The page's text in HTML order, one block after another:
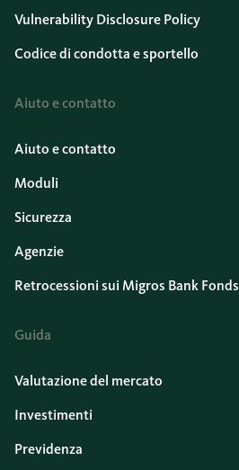
Vulnerability Disclosure Policy
Codice di condotta e sportello
Aiuto e contatto
Aiuto e contatto
Moduli
Sicurezza
Agenzie
Retrocessioni sui Migros Bank Fonds
Guida
Valutazione del mercato
Investimenti
Previdenza